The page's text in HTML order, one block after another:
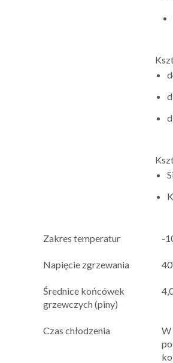
Zakres temperatur -
Napięcie zgrzewania
Średnice końcówek
grzewczych (piny)
Czas chłodzenia
W